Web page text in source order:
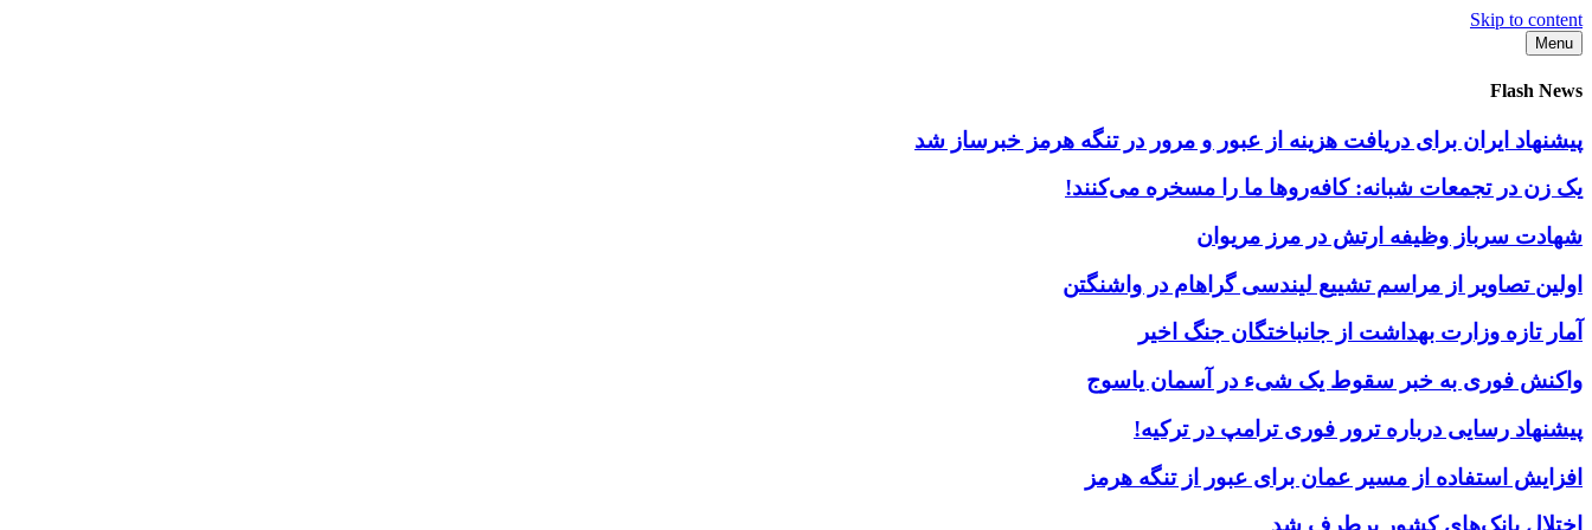
Skip to content
Menu
Flash News
پیشنهاد ایران برای دریافت هزینه از عبور و مرور در تنگه هرمز خبرساز شد
یک زن در تجمعات شبانه: کافه‌روها ما را مسخره می‌کنند!
شهادت سرباز وظیفه ارتش در مرز مریوان
اولین تصاویر از مراسم تشییع لیندسی گراهام در واشنگتن
آمار تازه وزارت بهداشت از جانباختگان جنگ اخیر
واکنش فوری به خبر سقوط یک شیء در آسمان یاسوج
پیشنهاد رسایی درباره ترور فوری ترامپ در ترکیه!
افزایش استفاده از مسیر عمان برای عبور از تنگه هرمز
اختلال بانک‌های کشور برطرف شد